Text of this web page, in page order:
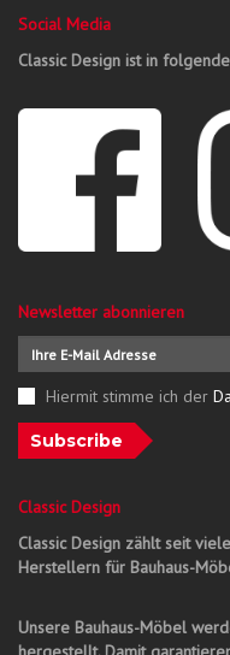
Social Media
Classic Design ist in
Newsletter abonnieren
Hiermit stimme ich der
Subscribe
Classic Design
Classic Design zählt seit
Herstellern für Bauhaus-
Unsere Bauhaus-Möbel